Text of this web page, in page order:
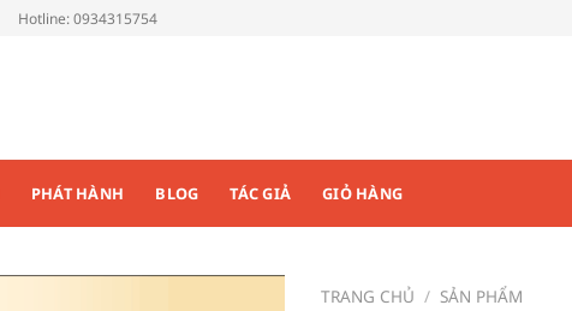
Hotline: 0934315754
PHÁT HÀNH BLOG TÁC GIẢ GIỎ HÀNG
TRANG CHỦ / SẢN PHẨM